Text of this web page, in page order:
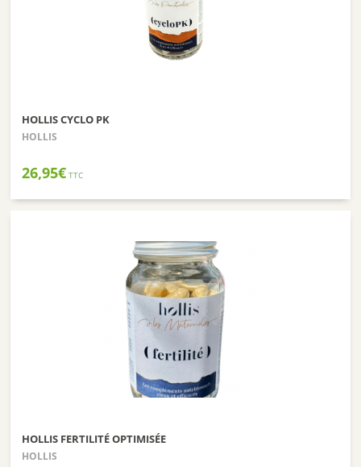
HOLLIS CYCLO PK
HOLLIS
26,95€ TTC
HOLLIS FERTILITÉ OPTIMISÉE
HOLLIS